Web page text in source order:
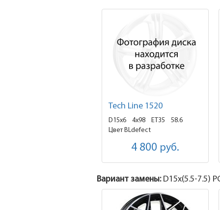
Tech Line 1520
D15x6 4x98 ET35
58.6
Цвет BLdefect
4 800 руб.
Вариант замены: D15x(5.5-7.5)